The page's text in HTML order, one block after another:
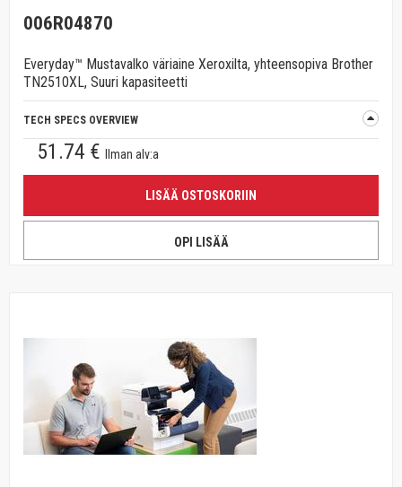
006R04870
Everyday™ Mustavalko väriaine Xeroxilta, yhteensopiva Brother
TN2510XL, Suuri kapasiteetti
TECH SPECS OVERVIEW
51.74 € Ilman alv:a
LISÄÄ OSTOSKORIIN
OPI LISÄÄ